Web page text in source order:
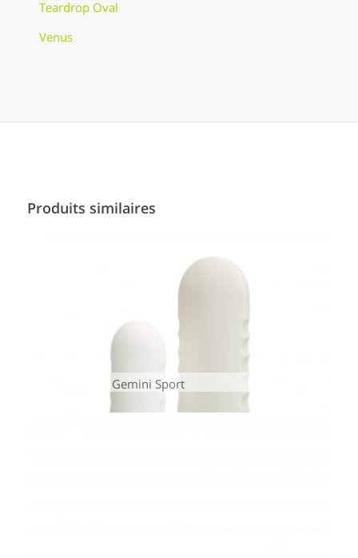
Teardrop Oval
Venus
Produits similaires
Gemini Sport